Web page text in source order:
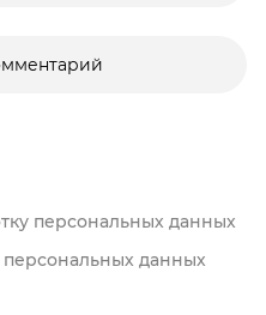
персональных данных
персональных данных